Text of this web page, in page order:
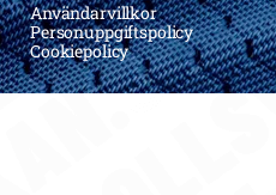
Användarvillkor
Personuppgiftspolicy
Cookiepolicy